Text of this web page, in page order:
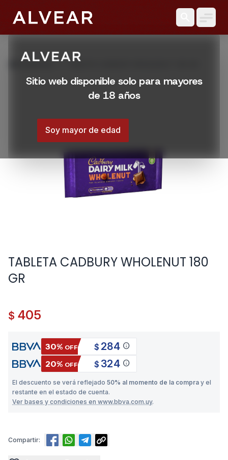
Sitio web disponible solo para mayores
de 18 años
Soy mayor de edad
Productos TABLETA CADBURY WHOLENUT 180 GR
TABLETA CADBURY WHOLENUT 180
GR
$ 405
30% OFF $ 284 info
20% OFF $ 324 info
El descuento se verá reflejado 50% al momento de la compra y el
restante en el estado de cuenta.
Ver bases y condiciones en www.bbva.com.uy.
Compartir: